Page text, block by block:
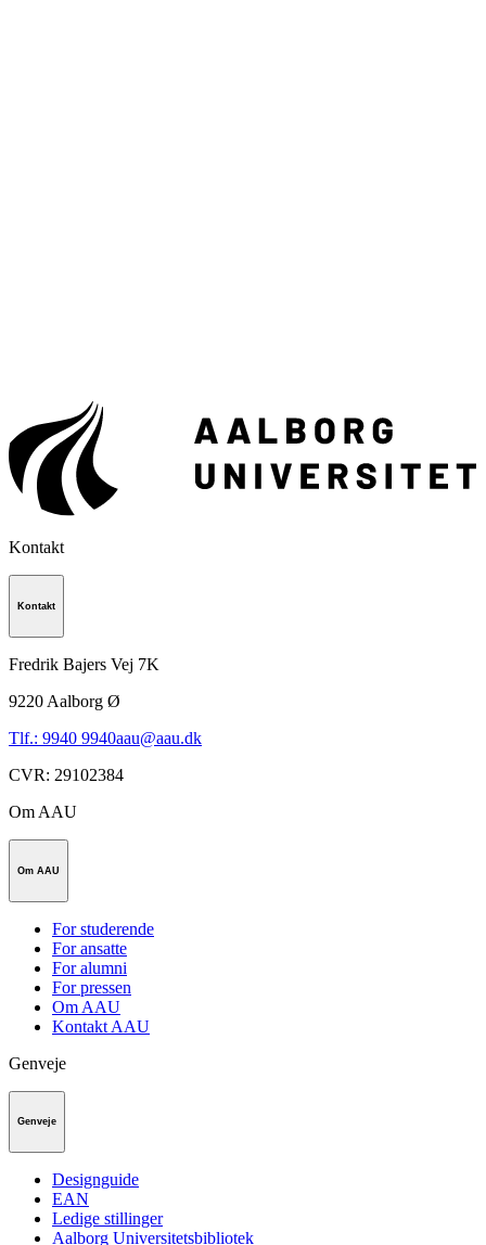
Kontakt
Kontakt
Fredrik Bajers Vej 7K
9220 Aalborg Ø
Tlf.: 9940 9940aau@aau.dk
CVR: 29102384
Om AAU
Om AAU
For studerende
For ansatte
For alumni
For pressen
Om AAU
Kontakt AAU
Genveje
Genveje
Designguide
EAN
Ledige stillinger
Aalborg Universitetsbibliotek